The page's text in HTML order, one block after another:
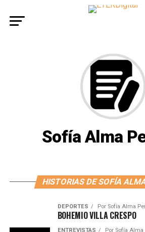
Sofía Alma
HISTORIAS DE SOFÍA
DEPORTES Por Sofía Alma
BOHEMIO VILLA CRESPO
ENTREVISTAS Por Sofía Alma